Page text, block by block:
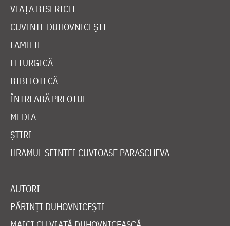
VIAȚA BISERICII
CUVINTE DUHOVNICEȘTI
FAMILIE
LITURGICĂ
BIBLIOTECĂ
ÎNTREABĂ PREOTUL
MEDIA
ȘTIRI
HRAMUL SFINTEI CUVIOASE PARASCHEVA
AUTORI
PĂRINȚI DUHOVNICEȘTI